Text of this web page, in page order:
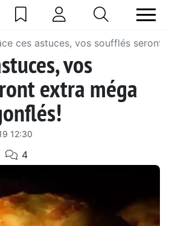
ces astuces, vos soufflés seront
vos
extra méga
12:30